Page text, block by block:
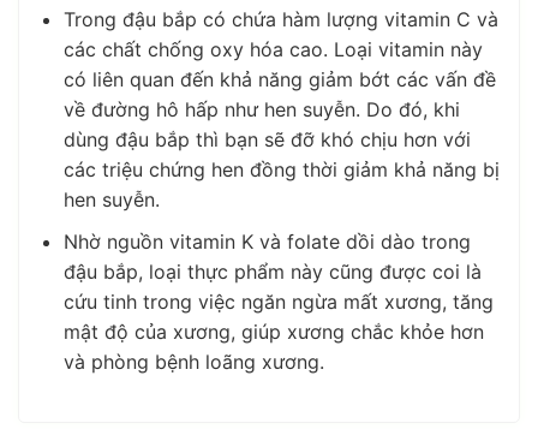
Trong đậu bắp có chứa hàm lượng vitamin C và
các chất chống oxy hóa cao. Loại vitamin này
có liên quan đến khả năng giảm bớt các vấn đề
về đường hô hấp như hen suyễn. Do đó, khi
dùng đậu bắp thì bạn sẽ đỡ khó chịu hơn với
các triệu chứng hen đồng thời giảm khả năng bị
hen suyễn.
Nhờ nguồn vitamin K và folate dồi dào trong
đậu bắp, loại thực phẩm này cũng được coi là
cứu tinh trong việc ngăn ngừa mất xương, tăng
mật độ của xương, giúp xương chắc khỏe hơn
và phòng bệnh loãng xương.